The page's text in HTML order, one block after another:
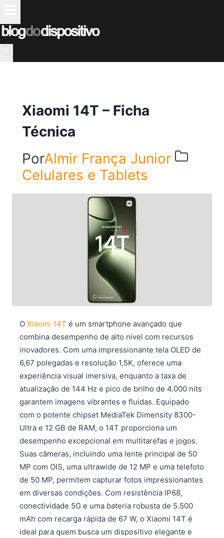
o
Xiaomi 14T – Ficha
Técnica
PorAlmir França Junior
Celulares e Tablets
O Xiaomi 14T é um smartphone avançado que
combina desempenho de alto nível com recursos
inovadores. Com uma impressionante tela OLED de
6,67 polegadas e resolução 1,5K, oferece uma
experiência visual imersiva, enquanto a taxa de
atualização de 144 Hz e pico de brilho de 4.000 nits
garantem imagens vibrantes e fluidas. Equipado
com o potente chipset MediaTek Dimensity 8300-
Ultra e 12 GB de RAM, o 14T proporciona um
desempenho excepcional em multitarefas e jogos.
Suas câmeras, incluindo uma lente principal de 50
MP com OIS, uma ultrawide de 12 MP e uma telefoto
de 50 MP, permitem capturar fotos impressionantes
em diversas condições. Com resistência IP68,
conectividade 5G e uma bateria robusta de 5.500
mAh com recarga rápida de 67 W, o Xiaomi 14T é
ideal para quem busca um dispositivo elegante e